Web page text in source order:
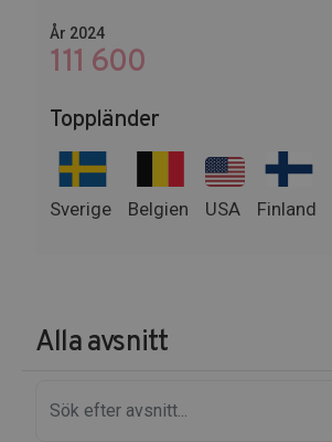
År 2024
135 600
Toppländer
Sverige Belgien USA Finland
Alla avsnitt